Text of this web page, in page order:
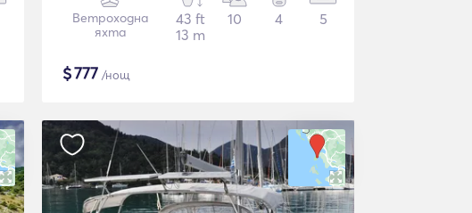
Ветроходна
яхта
43 ft
13 m
10 4 5
$777 /нощ